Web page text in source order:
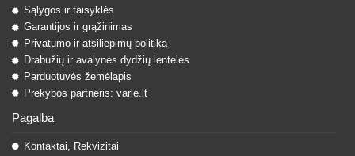
Sąlygos ir taisyklės
Garantijos ir grąžinimas
Privatumo ir atsiliepimų politika
Drabužių ir avalynės dydžių lentelės
Parduotuvės žemėlapis
Prekybos partneris: varle.lt
Pagalba
Kontaktai, Rekvizitai